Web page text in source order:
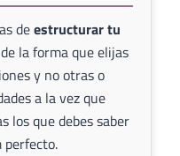
deestructurar tu
la forma que elijas
y no otras o
a la vez que
los que debes saber